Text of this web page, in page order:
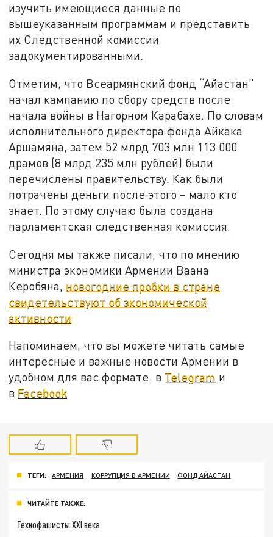
изучить имеющиеся данные по
вышеуказанным программам и представить
их Следственной комиссии
задокументированными.
Отметим, что Всеармянский фонд “Айастан”
начал кампанию по сбору средств после
начала войны в Нагорном Карабахе. По словам
исполнительного директора фонда Айкака
Аршамяна, затем 52 млрд 703 млн 113 000
драмов (8 млрд 235 млн рублей) были
перечислены правительству. Как были
потрачены деньги после этого – мало кто
знает. По этому случаю была создана
парламентская следственная комиссия.
Сегодня мы также писали, что по мнению
министра экономики Армении Ваана
Керобяна, новогодние пробки в стране
свидетельствуют об экономической
активности
Напоминаем, что вы можете читать самые
интересные и важные новости Армении в
удобном для вас формате: в Telegram и
в Facebook
ТЕГИ: АРМЕНИЯ КОРРУПЦИЯ В АРМЕНИИ ФОНД АЙАСТАН
ЧИТАЙТЕ ТАКЖЕ:
Технофашисты XXI века